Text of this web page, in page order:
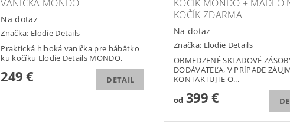
VANIČKA MONDO
Na dotaz
Značka: Elodie Details
Praktická hlboká vanička pre bábätko
ku kočíku Elodie Details MONDO.
249 € DETAIL
KOČÍK MONDO + MADLO
KOČÍK ZDARMA
Na dotaz
Značka: Elodie Details
OBMEDZENÉ SKLADOVÉ
DODÁVATEĽA, V PRÍPADE
KONTAKTUJTE O...
od399 €